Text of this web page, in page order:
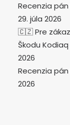
Recenzia pán
29. júla 2026
🇨🇿 Pre
Škodu
2026
Recenzia
2026